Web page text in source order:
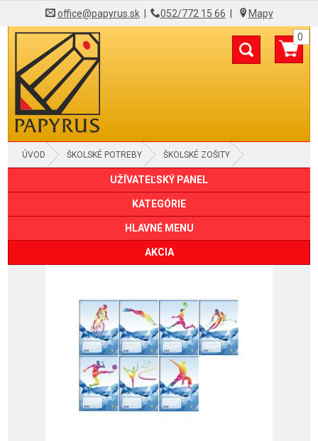
office@papyrus.sk| 052/772 15 66 Mapy
0
ÚVOD ŠKOLSKÉ POTREBY ŠKOLSKÉ ZOŠITY
UŽÍVATEĽSKÝ PANEL
KATEGÓRIE
HLAVNÉ MENU
AKCIA